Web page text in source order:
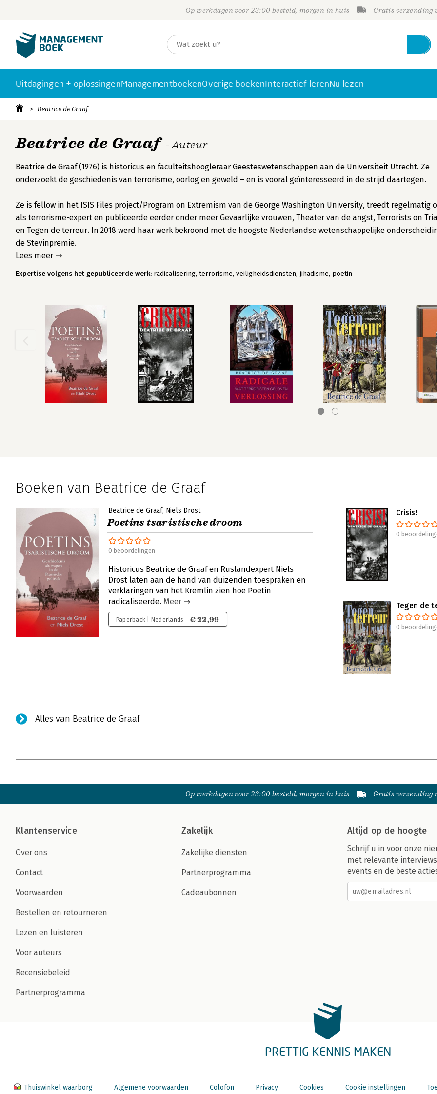
Op werkdagen voor 23:00 besteld, morgen in huis Gratis verzending
Uitdagingen + oplossingenManagementboekenOverige boekenInteractief lerenNu lezen
Beatrice de Graaf
Beatrice de Graaf - Auteur
Beatrice de Graaf (1976) is historicus en faculteitshoogleraar Geesteswetenschappen aan de Universiteit Utrecht. Ze
onderzoekt de geschiedenis van terrorisme, oorlog en geweld – en is vooral geïnteresseerd in de strijd daartegen.
Ze is fellow in het ISIS Files project/Program on Extremism van de George Washington University, treedt regelmatig
als terrorisme-expert en publiceerde eerder onder meer Gevaarlijke vrouwen, Theater van de angst, Terrorists on
en Tegen de terreur. In 2018 werd haar werk bekroond met de hoogste Nederlandse wetenschappelijke
de Stevinpremie.
Lees meer
Expertise volgens het gepubliceerde werk: radicalisering, terrorisme, veiligheidsdiensten, jihadisme, poetin
Boeken van Beatrice de Graaf
Beatrice de Graaf Niels Drost
Poetins tsaristische droom
0 beoordelingen
Historicus Beatrice de Graaf en Ruslandexpert Niels
Drost laten aan de hand van duizenden toespraken en
verklaringen van het Kremlin zien hoe Poetin
radicaliseerde. Meer
Paperback | Nederlands € 22,99
Crisis!
0
Tegen de
0
Alles van Beatrice de Graaf
Op werkdagen voor 23:00 besteld, morgen in huis Gratis verzending
Klantenservice
Over ons
Contact
Voorwaarden
Bestellen en retourneren
Lezen en luisteren
Voor auteurs
Recensiebeleid
Partnerprogramma
Zakelijk
Zakelijke diensten
Partnerprogramma
Cadeaubonnen
Altijd op de hoogte
Schrijf u in voor onze
met relevante
events en de beste
PRETTIG KENNIS MAKEN
Thuiswinkel waarborg Algemene voorwaarden Colofon Privacy Cookies Cookie instellingen